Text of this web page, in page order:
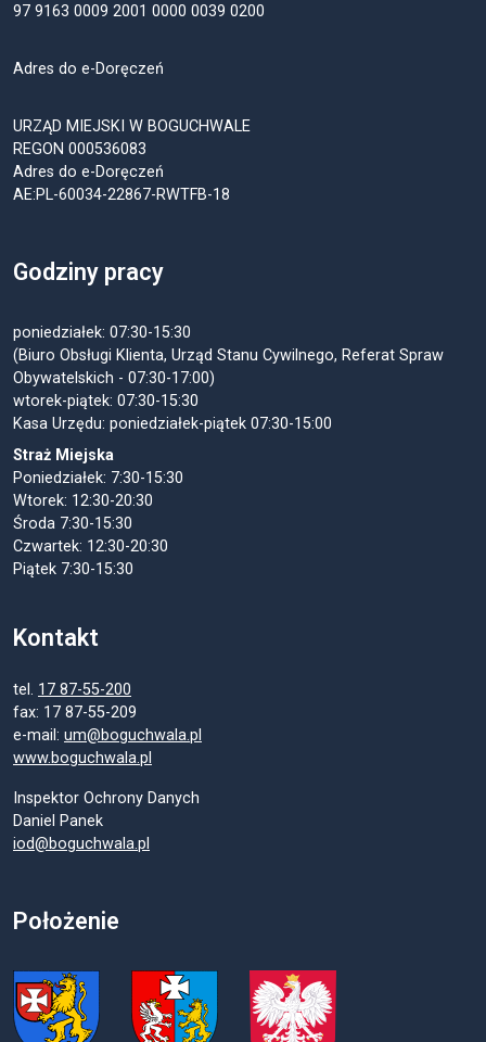
97 9163 0009 2001 0000 0039 0200
Adres do e-Doręczeń
URZĄD MIEJSKI W BOGUCHWALE
REGON 000536083
Adres do e-Doręczeń
AE:PL-60034-22867-RWTFB-18
Godziny pracy
poniedziałek: 07:30-15:30
(Biuro Obsługi Klienta, Urząd Stanu Cywilnego, Referat Spraw
Obywatelskich - 07:30-17:00)
wtorek-piątek: 07:30-15:30
Kasa Urzędu: poniedziałek-piątek 07:30-15:00
Straż Miejska
Poniedziałek: 7:30-15:30
Wtorek: 12:30-20:30
Środa 7:30-15:30
Czwartek: 12:30-20:30
Piątek 7:30-15:30
Kontakt
tel. 17 87-55-200
fax: 17 87-55-209
e-mail: um@boguchwala.pl
www.boguchwala.pl
Inspektor Ochrony Danych
Daniel Panek
iod@boguchwala.pl
Położenie